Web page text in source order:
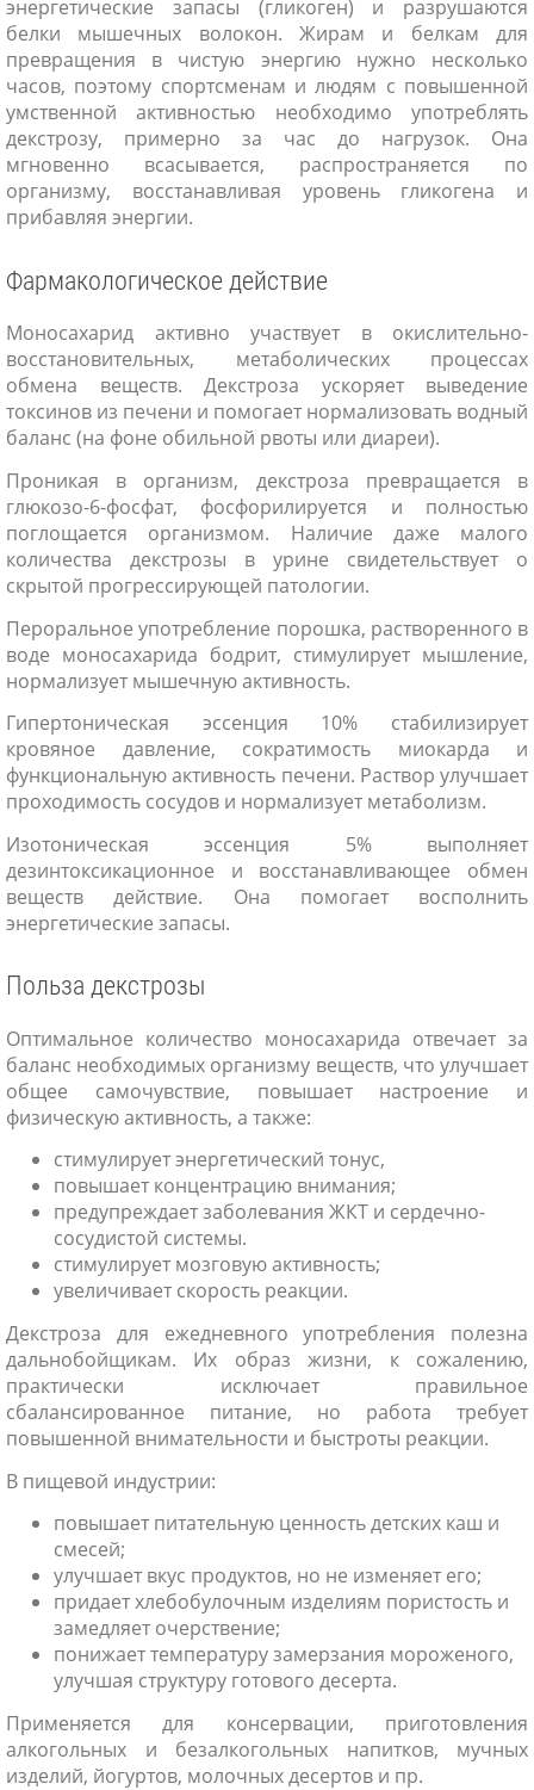
энергетические запасы (гликоген) и разрушаются
белки мышечных волокон. Жирам и белкам для
превращения в чистую энергию нужно несколько
часов, поэтому спортсменам и людям с повышенной
умственной активностью необходимо употреблять
декстрозу, примерно за час до нагрузок. Она
мгновенно всасывается, распространяется по
организму, восстанавливая уровень гликогена и
прибавляя энергии.
Фармакологическое действие
Моносахарид активно участвует в окислительно-
восстановительных, метаболических процессах
обмена веществ. Декстроза ускоряет выведение
токсинов из печени и помогает нормализовать водный
баланс (на фоне обильной рвоты или диареи).
Проникая в организм, декстроза превращается в
глюкозо-6-фосфат, фосфорилируется и полностью
поглощается организмом. Наличие даже малого
количества декстрозы в урине свидетельствует о
скрытой прогрессирующей патологии.
Пероральное употребление порошка, растворенного в
воде моносахарида бодрит, стимулирует мышление,
нормализует мышечную активность.
Гипертоническая эссенция 10% стабилизирует
кровяное давление, сократимость миокарда и
функциональную активность печени. Раствор улучшает
проходимость сосудов и нормализует метаболизм.
Изотоническая эссенция 5% выполняет
дезинтоксикационное и восстанавливающее обмен
веществ действие. Она помогает восполнить
энергетические запасы.
Польза декстрозы
Оптимальное количество моносахарида отвечает за
баланс необходимых организму веществ, что улучшает
общее самочувствие, повышает настроение и
физическую активность, а также:
стимулирует энергетический тонус,
повышает концентрацию внимания;
предупреждает заболевания ЖКТ и сердечно-
сосудистой системы.
стимулирует мозговую активность;
увеличивает скорость реакции.
Декстроза для ежедневного употребления полезна
дальнобойщикам. Их образ жизни, к сожалению,
практически исключает правильное
сбалансированное питание, но работа требует
повышенной внимательности и быстроты реакции.
В пищевой индустрии:
повышает питательную ценность детских каш и
смесей;
улучшает вкус продуктов, но не изменяет его;
придает хлебобулочным изделиям пористость и
замедляет очерствение;
понижает температуру замерзания мороженого,
улучшая структуру готового десерта.
Применяется для консервации, приготовления
алкогольных и безалкогольных напитков, мучных
изделий, йогуртов, молочных десертов и пр.